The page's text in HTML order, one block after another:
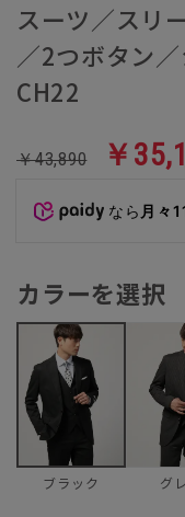
スーツ／スリ
／2つボタン
CH22
￥43,890 ￥
なら 月々
カラーを選択
ブラック グ